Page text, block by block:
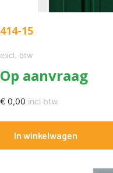
414-15
excl. btw
Op aanvraag
€ 0,00 incl btw
In winkelwagen